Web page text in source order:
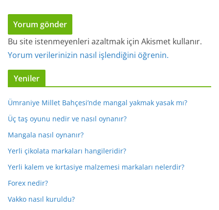
Bu site istenmeyenleri azaltmak için Akismet kullanır.
Yorum verilerinizin nasıl işlendiğini öğrenin.
Yeniler
Ümraniye Millet Bahçesi’nde mangal yakmak yasak mı?
Üç taş oyunu nedir ve nasıl oynanır?
Mangala nasıl oynanır?
Yerli çikolata markaları hangileridir?
Yerli kalem ve kırtasiye malzemesi markaları nelerdir?
Forex nedir?
Vakko nasıl kuruldu?